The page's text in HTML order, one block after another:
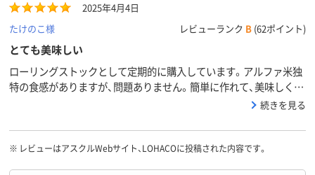
2025年4月4日
たけのこ様
レビューランク B (62ポイント)
とても美味しい
ローリングストックとして定期的に購入しています。アルファ米独
特の食感がありますが、問題ありません。簡単に作れて、美味しくい
ただいております。とはいえ、５年おきにしか食べられないのが、残
続きを見る
※ レビューはアスクルWebサイト、LOHACOに投稿された内容です。